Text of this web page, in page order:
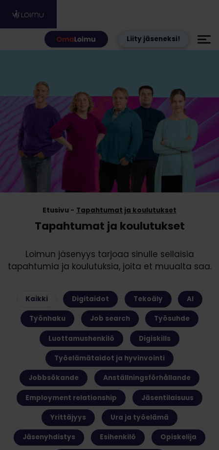
Liity jäseneksi!
Tapahtumat ja koulutukset
Etusivu Tapahtumat ja koulutukset
Loimun jäsenyys tarjoaa sinulle sellaisia
tapahtumia ja koulutuksia, joita et muualta saa.
Kaikki Digitaidot Tekoäly AI
Työnhaku Job search Työsuhde
Luottamushenkilö Digiskills
Työelämätaidot ja hyvinvointi
Jobbsökande Anställningsförhållande
Employment relationship Jäsentilaisuus
Yrittäjyys Ura ja työelämä
Jäsenyhdistys Esihenkilö Opiskelija